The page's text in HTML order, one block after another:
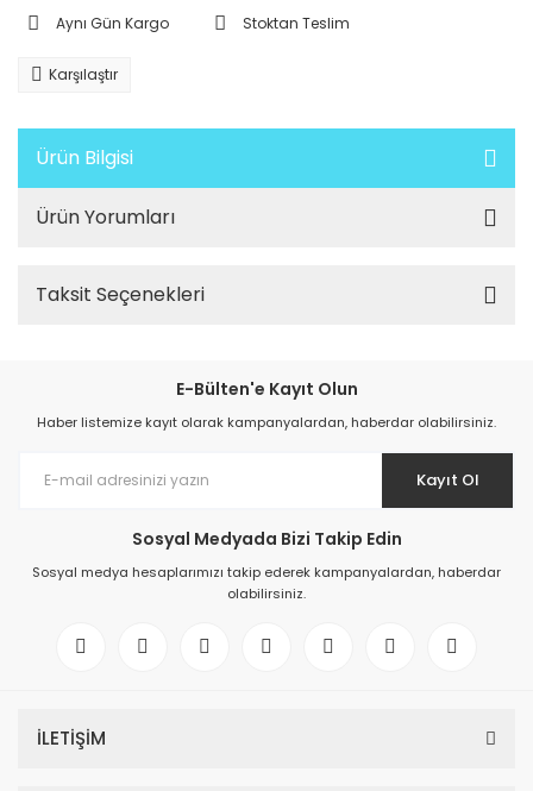
Aynı Gün Kargo Stoktan Teslim
Karşılaştır
Ürün Bilgisi
Ürün Yorumları
Taksit Seçenekleri
E-Bülten'e Kayıt Olun
Haber listemize kayıt olarak kampanyalardan, haberdar olabilirsiniz.
Kayıt Ol
Sosyal Medyada Bizi Takip Edin
Sosyal medya hesaplarımızı takip ederek kampanyalardan, haberdar
olabilirsiniz.
İLETİŞİM